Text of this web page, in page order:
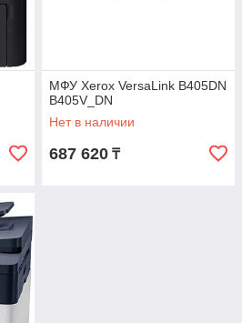
МФУ Xerox VersaLink B405DN
B405V_DN
Нет в наличии
687 620 ₸